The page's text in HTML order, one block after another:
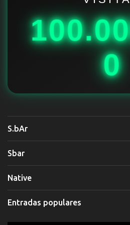
0
S.bAr
Sbar
Native
Entradas populares